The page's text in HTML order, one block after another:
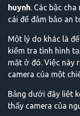
huynh. Các bậc
cái để đảm bảo an
Một lý do khác là
kiểm tra tình hình
mặt ở đó. Việc này
camera của một
Bảng dưới đây liệt
thấy camera của